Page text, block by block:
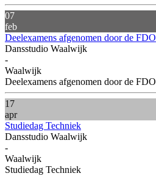
07
feb
Deelexamens afgenomen door de FDO
Dansstudio Waalwijk
-
Waalwijk
Deelexamens afgenomen door de FDO
17
apr
Studiedag Techniek
Dansstudio Waalwijk
-
Waalwijk
Studiedag Techniek